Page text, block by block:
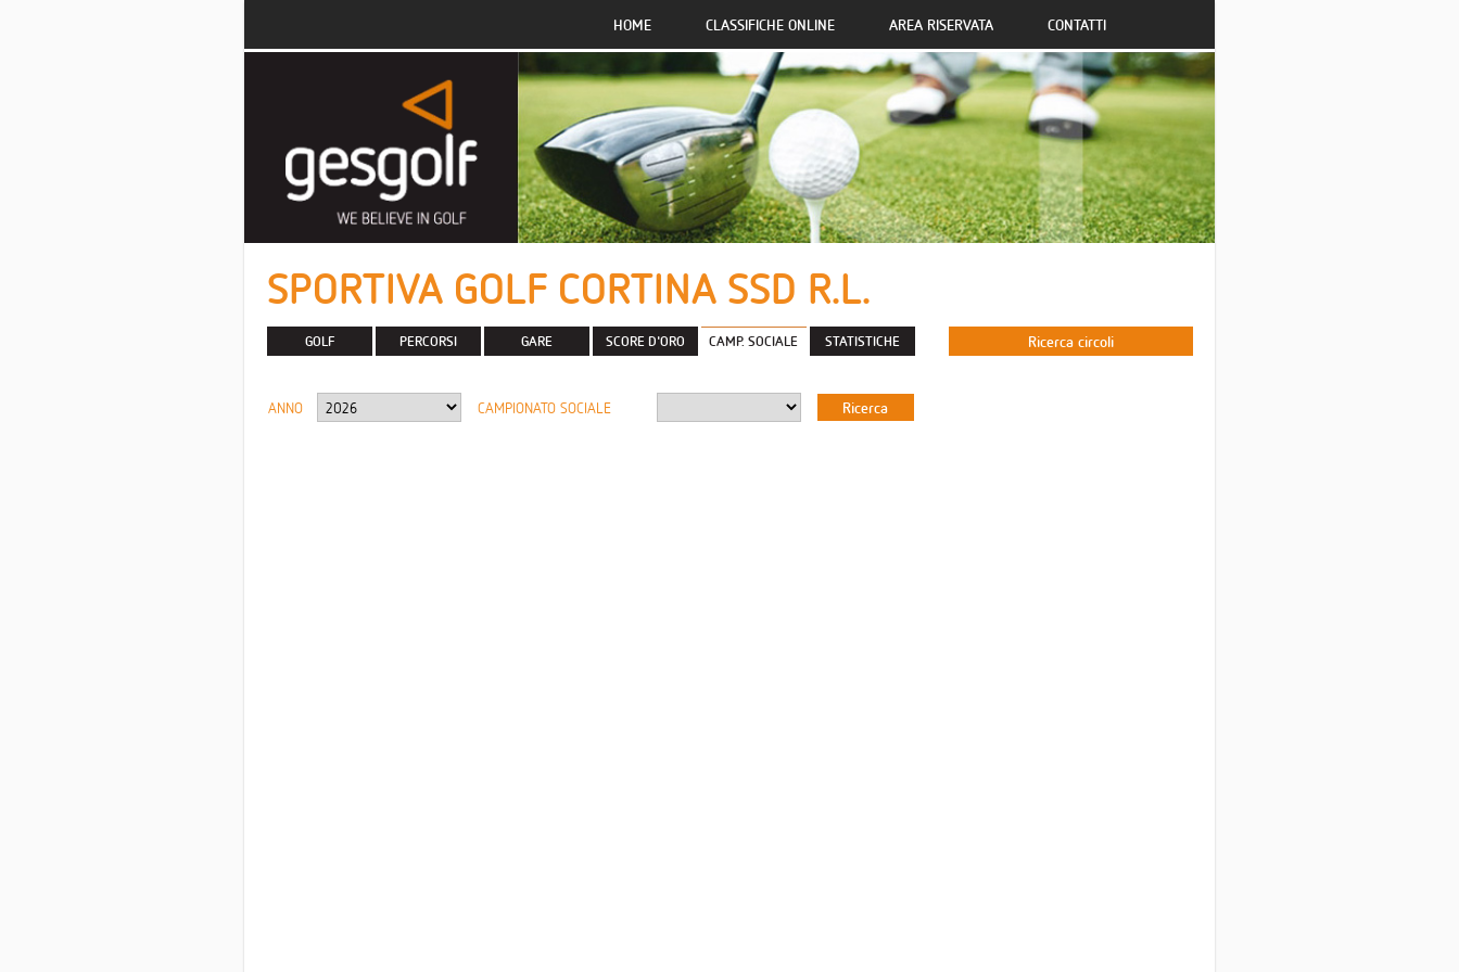
HOME CLASSIFICHE ONLINE AREA RISERVATA CONTATTI
SPORTIVA GOLF CORTINA SSD R.L.
GOLF PERCORSI GARE SCORE D'ORO CAMP. SOCIALE STATISTICHE
ANNO CAMPIONATO SOCIALE
Ricerca circoli